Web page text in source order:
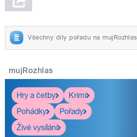
Všechny díly pořadu na mujRozhlas
mujRozhlas
Hry a četby
Krimi
Pohádky
Pořady
Živé vysílání